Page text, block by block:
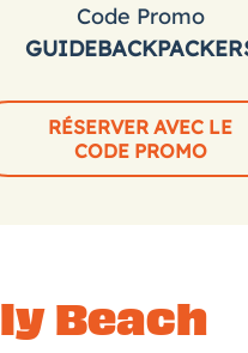
Code Promo
RÉSERVER AVEC LE
CODE PROMO
Beach